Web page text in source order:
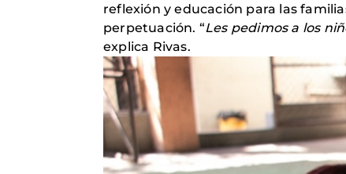
reflexión y educación para las
perpetuación. “Les pedimos a los
explica Rivas.